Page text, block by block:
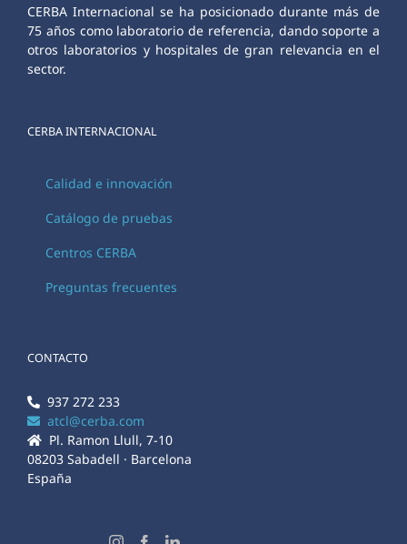
CERBA Internacional se ha posicionado durante más de
75 años como laboratorio de referencia, dando soporte a
otros laboratorios y hospitales de gran relevancia en el
sector.
CERBA INTERNACIONAL
Calidad e innovación
Catálogo de pruebas
Centros CERBA
Preguntas frecuentes
CONTACTO
937 272 233
atcl@cerba.com
Pl. Ramon Llull, 7-10
08203 Sabadell · Barcelona
España